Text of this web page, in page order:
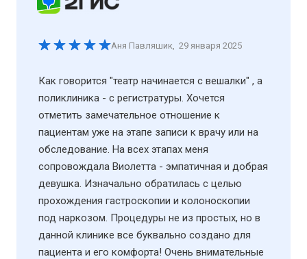
Аня Павляшик 29 января 2025
Как говорится "театр начинается с вешалки" , а
поликлиника - с регистратуры. Хочется
отметить замечательное отношение к
пациентам уже на этапе записи к врачу или на
обследование. На всех этапах меня
сопровождала Виолетта - эмпатичная и добрая
девушка. Изначально обратилась с целью
прохождения гастроскопии и колоноскопии
под наркозом. Процедуры не из простых, но в
данной клинике все буквально создано для
пациента и его комфорта! Очень внимательные